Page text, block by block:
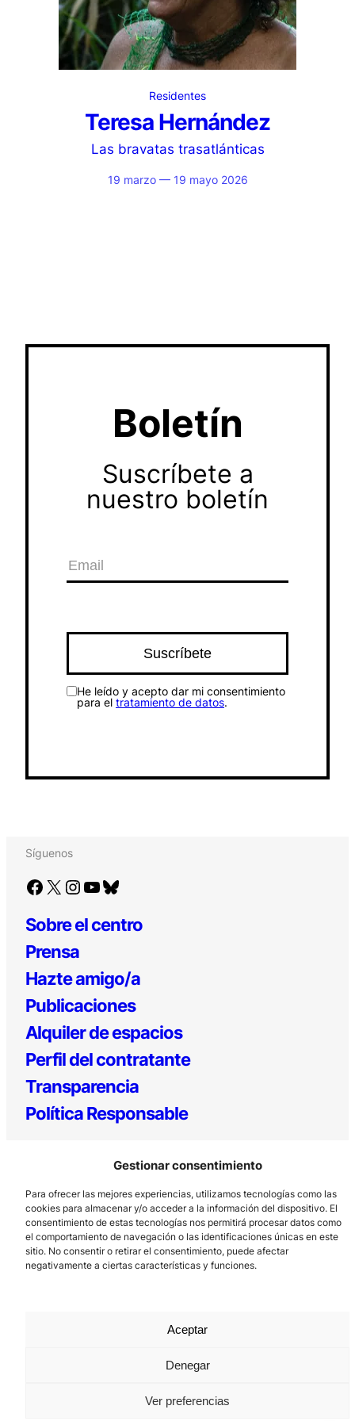
Gestionar consentimiento
Para ofrecer las mejores experiencias, utilizamos tecnologías como las
cookies para almacenar y/o acceder a la información del dispositivo. El
consentimiento de estas tecnologías nos permitirá procesar datos como
el comportamiento de navegación o las identificaciones únicas en este
sitio. No consentir o retirar el consentimiento, puede afectar
negativamente a ciertas características y funciones.
Aceptar
Denegar
Ver preferencias
Residentes
Teresa Hernández
Las bravatas trasatlánticas
19 marzo — 19 mayo 2026
Boletín
Suscríbete a
nuestro boletín
He leído y acepto dar mi consentimiento
para el tratamiento de datos.
Síguenos
Facebook X Instagram YouTube Bluesky
Sobre el centro
Prensa
Hazte amigo/a
Publicaciones
Alquiler de espacios
Perfil del contratante
Transparencia
Política Responsable
Los Prados, 121 – 33203 Gijón
985 185 577 – info@laboralcentrodearte.org